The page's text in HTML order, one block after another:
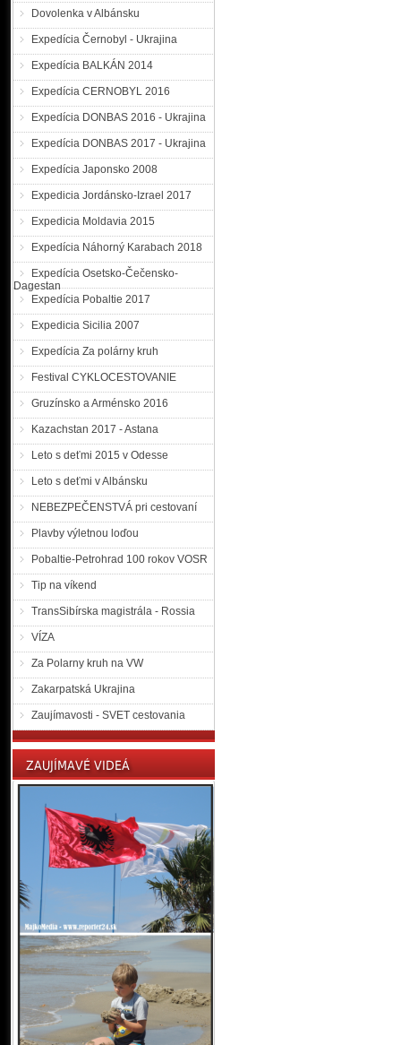
Dovolenka v Albánsku
Expedícia Černobyl - Ukrajina
Expedícia BALKÁN 2014
Expedícia CERNOBYL 2016
Expedícia DONBAS 2016 - Ukrajina
Expedícia DONBAS 2017 - Ukrajina
Expedícia Japonsko 2008
Expedicia Jordánsko-Izrael 2017
Expedicia Moldavia 2015
Expedícia Náhorný Karabach 2018
Expedícia Osetsko-Čečensko-
Dagestan
Expedícia Pobaltie 2017
Expedicia Sicilia 2007
Expedícia Za polárny kruh
Festival CYKLOCESTOVANIE
Gruzínsko a Arménsko 2016
Kazachstan 2017 - Astana
Leto s deťmi 2015 v Odesse
Leto s deťmi v Albánsku
NEBEZPEČENSTVÁ pri cestovaní
Plavby výletnou loďou
Pobaltie-Petrohrad 100 rokov VOSR
Tip na víkend
TransSibírska magistrála - Rossia
VÍZA
Za Polarny kruh na VW
Zakarpatská Ukrajina
Zaujímavosti - SVET cestovania